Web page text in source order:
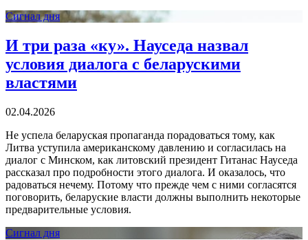
Сигнал дня
И три раза «ку». Науседа назвал
условия диалога с беларускими
властями
02.04.2026
Не успела беларуская пропаганда порадоваться тому, как
Литва уступила американскому давлению и согласилась на
диалог с Минском, как литовский президент Гитанас Науседа
рассказал про подробности этого диалога. И оказалось, что
радоваться нечему. Потому что прежде чем с ними согласятся
поговорить, беларуские власти должны выполнить некоторые
предварительные условия.
Сигнал дня